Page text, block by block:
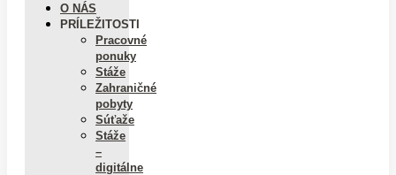
O NÁS
PRÍLEŽITOSTI
Pracovné
ponuky
Stáže
Zahraničné
pobyty
Súťaže
Stáže
–
digitálne